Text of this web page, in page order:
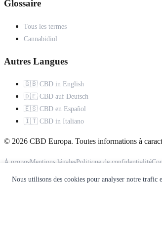
Glossaire
Tous les termes
Cannabidiol
Autres Langues
🇬🇧 CBD in English
🇩🇪 CBD auf Deutsch
🇪🇸 CBD en Español
🇮🇹 CBD in Italiano
© 2026 CBD Europa. Toutes informations à
À proposMentions légalesPolitique de confidentialité
Ce site ne constitue pas un avis médical.
Nous utilisons des cookies pour analyser notre trafic